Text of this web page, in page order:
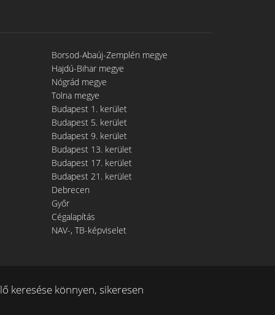
Borsod-Abaúj-Zemplén megye
Hajdú-Bihar megye
Nógrád megye
Tolna megye
Budapest 1. kerület
Budapest 5. kerület
Budapest 9. kerület
Budapest 13. kerület
Budapest 17. kerület
Budapest 21. kerület
Debrecen
Győr
Cégalapítás
NAV-, TB-képviselet
keresése könnyen, sikeresen